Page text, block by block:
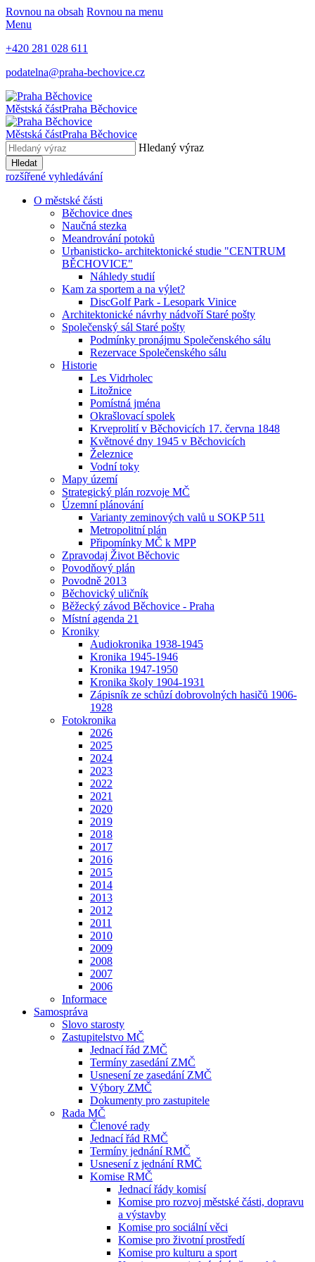
Rovnou na obsah Rovnou na menu
Menu
+420 281 028 611
podatelna@praha-bechovice.cz
Městská částPraha Běchovice
Městská částPraha Běchovice
Hledaný výraz
Hledat
rozšířené vyhledávání
O městské části
Běchovice dnes
Naučná stezka
Meandrování potoků
Urbanisticko- architektonické studie "CENTRUM
BĚCHOVICE"
Náhledy studií
Kam za sportem a na výlet?
DiscGolf Park - Lesopark Vinice
Architektonické návrhy nádvoří Staré pošty
Společenský sál Staré pošty
Podmínky pronájmu Společenského sálu
Rezervace Společenského sálu
Historie
Les Vidrholec
Litožnice
Pomístná jména
Okrašlovací spolek
Krveprolití v Běchovicích 17. června 1848
Květnové dny 1945 v Běchovicích
Železnice
Vodní toky
Mapy území
Strategický plán rozvoje MČ
Územní plánování
Varianty zeminových valů u SOKP 511
Metropolitní plán
Připomínky MČ k MPP
Zpravodaj Život Běchovic
Povodňový plán
Povodně 2013
Běchovický uličník
Běžecký závod Běchovice - Praha
Místní agenda 21
Kroniky
Audiokronika 1938-1945
Kronika 1945-1946
Kronika 1947-1950
Kronika školy 1904-1931
Zápisník ze schůzí dobrovolných hasičů 1906-
1928
Fotokronika
2026
2025
2024
2023
2022
2021
2020
2019
2018
2017
2016
2015
2014
2013
2012
2011
2010
2009
2008
2007
2006
Informace
Samospráva
Slovo starosty
Zastupitelstvo MČ
Jednací řád ZMČ
Termíny zasedání ZMČ
Usnesení ze zasedání ZMČ
Výbory ZMČ
Dokumenty pro zastupitele
Rada MČ
Členové rady
Jednací řád RMČ
Termíny jednání RMČ
Usnesení z jednání RMČ
Komise RMČ
Jednací řády komisí
Komise pro rozvoj městské části, dopravu
a výstavby
Komise pro sociální věci
Komise pro životní prostředí
Komise pro kulturu a sport